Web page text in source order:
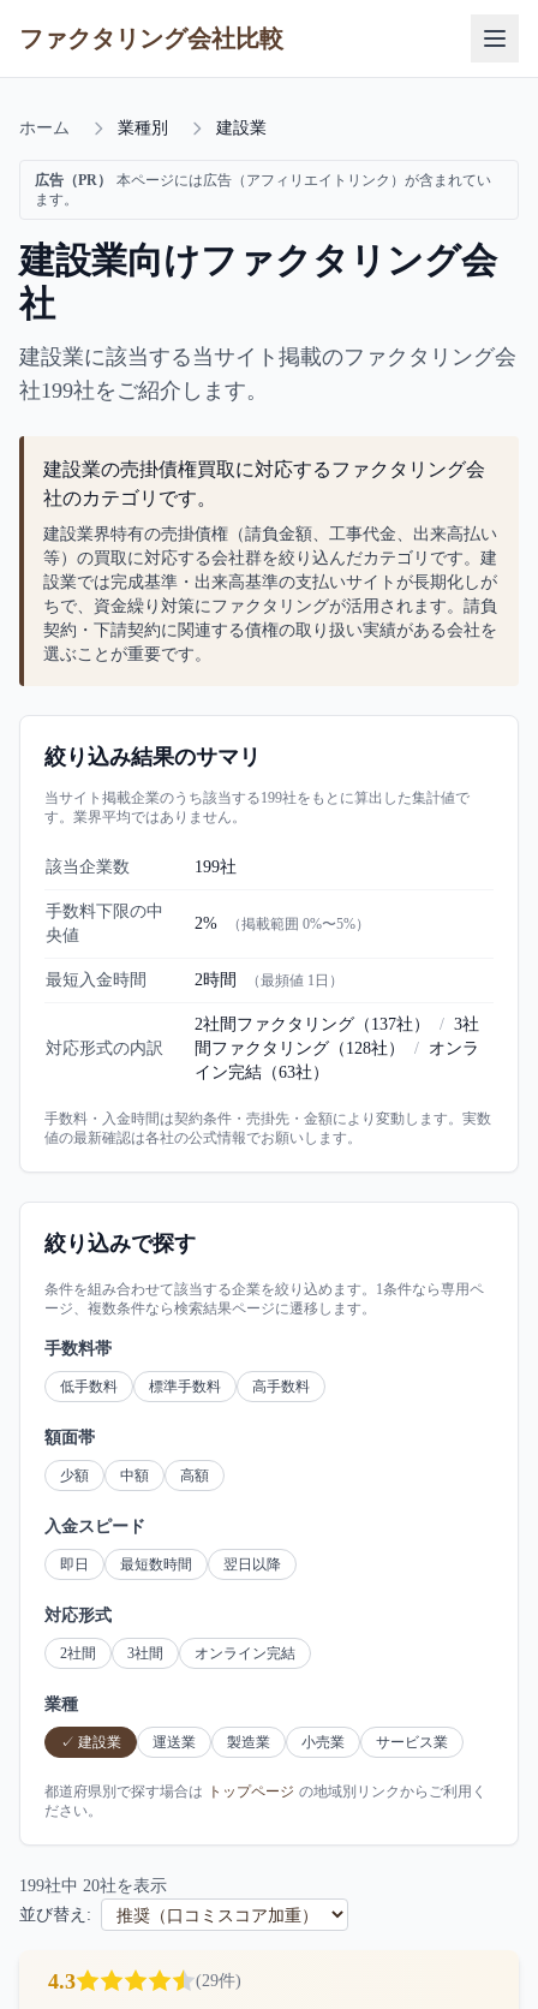
ファクタリング会社比較
ホーム 業種別 建設業
広告（PR）
本ページには広告（アフィリエイトリンク）が含まれてい
ます。
建設業向けファクタリング会
社
建設業に該当する当サイト掲載のファクタリング会
社199社をご紹介します。
建設業の売掛債権買取に対応するファクタリング会
社のカテゴリです。
建設業界特有の売掛債権（請負金額、工事代金、出来高払い
等）の買取に対応する会社群を絞り込んだカテゴリです。建
設業では完成基準・出来高基準の支払いサイトが長期化しが
ちで、資金繰り対策にファクタリングが活用されます。請負
契約・下請契約に関連する債権の取り扱い実績がある会社を
選ぶことが重要です。
絞り込み結果のサマリ
当サイト掲載企業のうち該当する199社をもとに算出した集計値で
す。業界平均ではありません。
該当企業数 199社
手数料下限の中
央値
2% （掲載範囲 0%〜5%）
最短入金時間 2時間 （最頻値 1日 ）
対応形式の内訳
2社間ファクタリング （ 137社） / 3社
間ファクタリング （ 128社） / オンラ
イン完結 （63社）
手数料・入金時間は契約条件・売掛先・金額により変動します。実数
値の最新確認は各社の公式情報でお願いします。
絞り込みで探す
条件を組み合わせて該当する企業を絞り込めます。1条件なら専用ペ
ージ、複数条件なら検索結果ページに遷移します。
手数料帯
低手数料 標準手数料 高手数料
額面帯
少額 中額 高額
入金スピード
即日 最短数時間 翌日以降
対応形式
2社間 3社間 オンライン完結
業種
✓ 建設業 運送業 製造業 小売業 サービス業
都道府県別で探す場合は トップページ の地域別リンクからご利用く
ださい。
199社中 20社を表示
並び替え:
4.3 (29件)